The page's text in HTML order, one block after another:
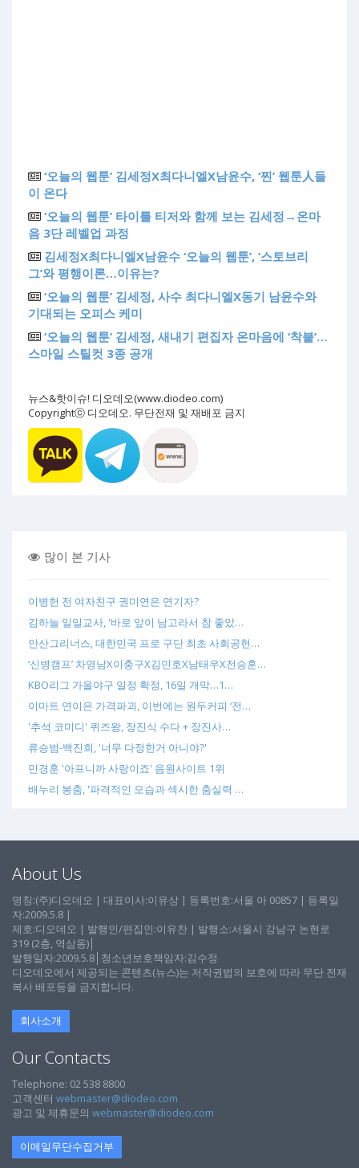
‘오늘의 웹툰’ 김세정X최다니엘X남윤수, ‘찐’ 웹툰人들
이 온다
‘오늘의 웹툰’ 타이틀 티저와 함께 보는 김세정→온마
음 3단 레벨업 과정
김세정X최다니엘X남윤수 ‘오늘의 웹툰’, ‘스토브리
그’와 평행이론…이유는?
‘오늘의 웹툰’ 김세정, 사수 최다니엘X동기 남윤수와
기대되는 오피스 케미
‘오늘의 웹툰’ 김세정, 새내기 편집자 온마음에 ‘착붙’…
스마일 스틸컷 3종 공개
뉴스&핫이슈! 디오데오(www.diodeo.com)
Copyrightⓒ 디오데오. 무단전재 및 재배포 금지
많이 본 기사
이병헌 전 여자친구 권미연은 연기자?
김하늘 일일교사, '바로 앞이 남고라서 참 좋았…
안산그리너스, 대한민국 프로 구단 최초 사회공헌…
‘신병캠프’ 차영남X이충구X김민호X남태우X전승훈…
KBO리그 가을야구 일정 확정, 16일 개막…1…
이마트 연이은 가격파괴, 이번에는 원두커피 ‘전…
'추석 코미디' 퀴즈왕, 장진식 수다 + 장진사…
류승범-백진희, '너무 다정한거 아니야?'
민경훈 '아프니까 사랑이죠' 음원사이트 1위
배누리 봉춤, '파격적인 모습과 섹시한 춤실력 …
About Us
명칭:(주)디오데오 | 대표이사:이유상 | 등록번호:서울 아 00857 | 등록일
자:2009.5.8 |
제호:디오데오 | 발행인/편집인:이유찬 | 발행소:서울시 강남구 논현로
319 (2층, 역삼동)│
발행일자:2009.5.8│청소년보호책임자:김수정
디오데오에서 제공되는 콘텐츠(뉴스)는 저작권법의 보호에 따라 무단 전재
복사 배포등을 금지합니다.
회사소개
Our Contacts
Telephone: 02 538 8800
고객센터 webmaster@diodeo.com
광고 및 제휴문의 webmaster@diodeo.com
이메일무단수집거부